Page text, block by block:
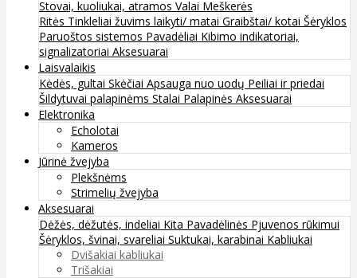
Stovai, kuoliukai, atramos Valai Meškerės
Ritės Tinkleliai žuvims laikyti/ matai Graibštai/ kotai Šėryklos
Paruoštos sistemos Pavadėliai Kibimo indikatoriai,
signalizatoriai Aksesuarai
Laisvalaikis
Kėdės, gultai Skėčiai Apsauga nuo uodų Peiliai ir priedai
Šildytuvai palapinėms Stalai Palapinės Aksesuarai
Elektronika
Echolotai
Kameros
Jūrinė žvejyba
Plekšnėms
Strimelių žvejyba
Aksesuarai
Dėžės, dėžutės, indeliai Kita Pavadėlinės Pjuvenos rūkimui
Šėryklos, švinai, svareliai Suktukai, karabinai Kabliukai
Dvišakiai kabliukai
Trišakiai